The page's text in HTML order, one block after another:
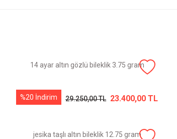
14 ayar altın gözlü bileklik 3.75 gram
%20 İndirim 29.250,00 TL 23.400,00 TL
jesika taşlı altın bileklik 12.75 gram